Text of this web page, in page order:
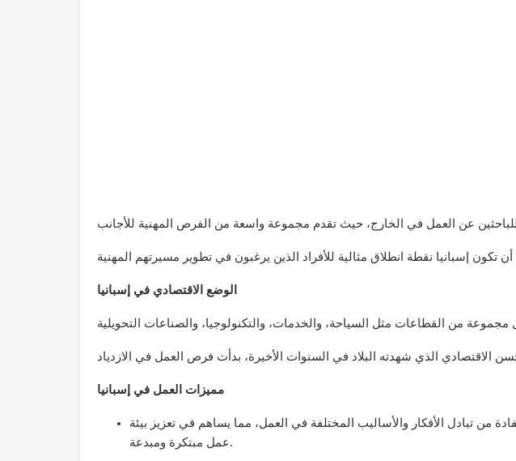
الوضع الاقتصادي في إسبانيا
مميزات العمل في إسبانيا
من تبادل الأفكار والأساليب المختلفة في العمل، مما يساهم في تعزيز بيئة
عمل مبتكرة ومبدعة.